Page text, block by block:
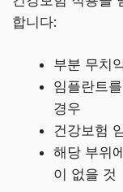
합니다:
부분 무치
임플란트
경우
건강보험
해당 부위
이 없을 것